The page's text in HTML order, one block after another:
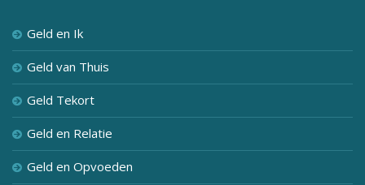
Geld en Ik
Geld van Thuis
Geld Tekort
Geld en Relatie
Geld en Opvoeden